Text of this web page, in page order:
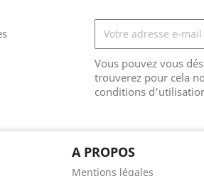
Vous pouvez vous
trouverez pour cela
conditions
A PROPOS
Mentions légales